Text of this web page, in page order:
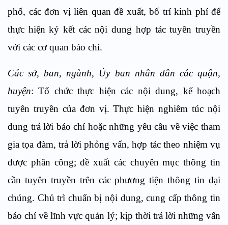
phố, các đơn vị liên quan đề xuất, bố trí kinh phí để
thực hiện ký kết các nội dung hợp tác tuyên truyền
với các cơ quan báo chí.
Các sở, ban, ngành, Ủy ban nhân dân các quận,
huyện: Tổ chức thực hiện các nội dung, kế hoạch
tuyên truyền của đơn vị. Thực hiện nghiêm túc nội
dung trả lời báo chí hoặc những yêu cầu về việc tham
gia tọa đàm, trả lời phỏng vấn, hợp tác theo nhiệm vụ
được phân công; đề xuất các chuyên mục thông tin
cần tuyên truyền trên các phương tiện thông tin đại
chúng. Chủ trì chuẩn bị nội dung, cung cấp thông tin
báo chí về lĩnh vực quản lý; kịp thời trả lời những vấn